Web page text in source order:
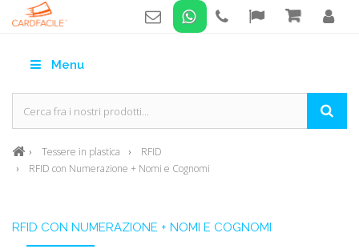
Menu
Tessere in plastica
RFID
RFID con Numerazione + Nomi e Cognomi
RFID CON NUMERAZIONE + NOMI E COGNOMI